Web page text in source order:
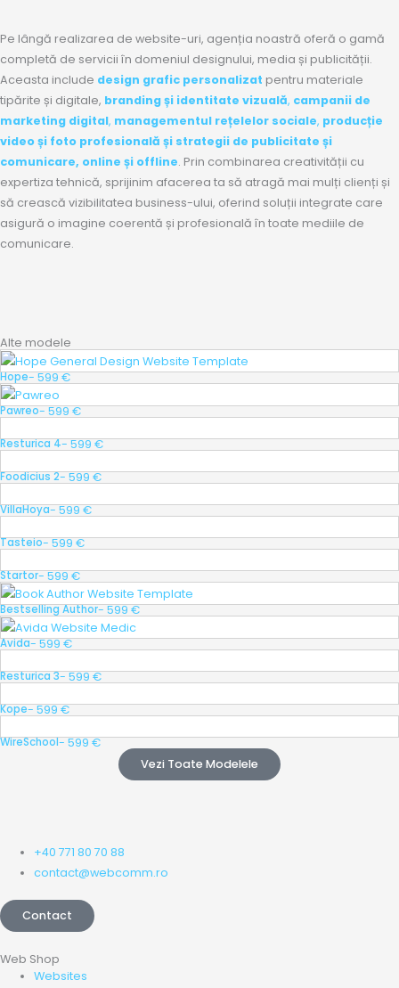
Pe lângă realizarea de website-uri, agenția noastră oferă o gamă
completă de servicii în domeniul designului, media și publicității.
Aceasta include design grafic personalizat pentru materiale
tipărite și digitale, branding și identitate vizuală, campanii de
marketing digital, managementul rețelelor sociale, producție
video și foto profesională și strategii de publicitate și
comunicare, online și offline. Prin combinarea creativității cu
expertiza tehnică, sprijinim afacerea ta să atragă mai mulți clienți și
să crească vizibilitatea business-ului, oferind soluții integrate care
asigură o imagine coerentă și profesională în toate mediile de
comunicare.
Alte modele
Hope- 599 €
Pawreo- 599 €
Resturica 4- 599 €
Foodicius 2- 599 €
VillaHoya- 599 €
Tasteio- 599 €
Startor- 599 €
Bestselling Author- 599 €
Avida- 599 €
Resturica 3- 599 €
Kope- 599 €
WireSchool- 599 €
Vezi Toate Modelele
+40 771 80 70 88
contact@webcomm.ro
Contact
Web Shop
Websites